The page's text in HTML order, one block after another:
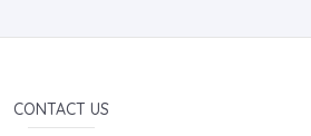
CONTACT US